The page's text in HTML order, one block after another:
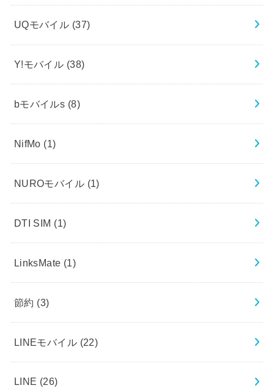
UQモバイル (37)
Y!モバイル (38)
bモバイルs (8)
NifMo (1)
NUROモバイル (1)
DTI SIM (1)
LinksMate (1)
節約 (3)
LINEモバイル (22)
LINE (26)